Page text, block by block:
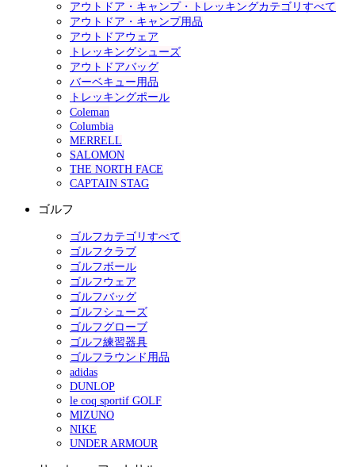
アウトドア・キャンプ・トレッキングカテゴリすべて
アウトドア・キャンプ用品
アウトドアウェア
トレッキングシューズ
アウトドアバッグ
バーベキュー用品
トレッキングポール
Coleman
Columbia
MERRELL
SALOMON
THE NORTH FACE
CAPTAIN STAG
ゴルフ
ゴルフカテゴリすべて
ゴルフクラブ
ゴルフボール
ゴルフウェア
ゴルフバッグ
ゴルフシューズ
ゴルフグローブ
ゴルフ練習器具
ゴルフラウンド用品
adidas
DUNLOP
le coq sportif GOLF
MIZUNO
NIKE
UNDER ARMOUR